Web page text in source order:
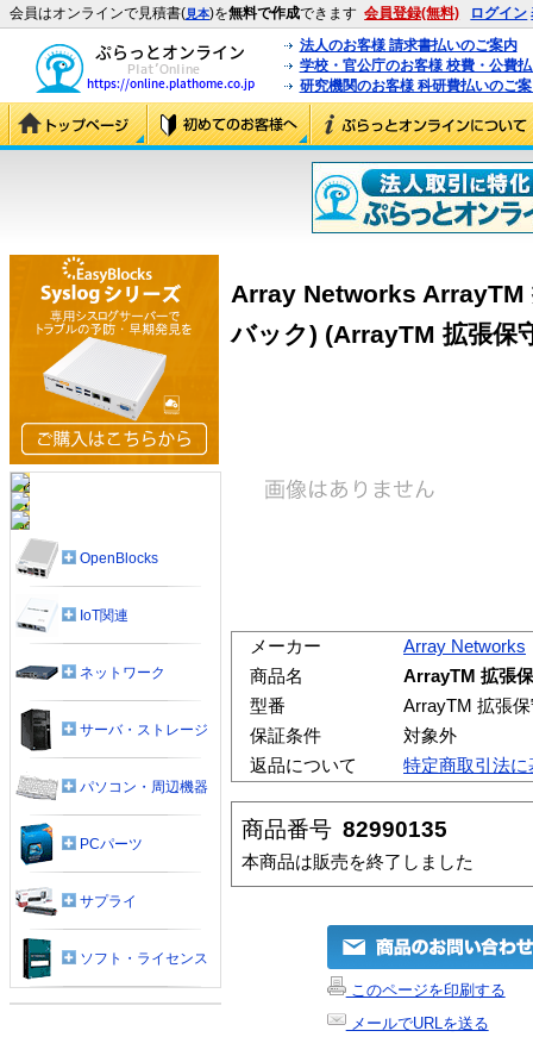
会員はオンラインで見積書(見本)を無料で作成できます 会員登録(無料) ログイン
法人のお客様 請求書払いのご案内
学校・官公庁のお客様 校費・公費
研究機関のお客様 科研費払いのご
Array Networks ArrayTM
バック) (ArrayTM 拡張保
メーカー
Array Networks
商品名
ArrayTM 拡張
型番
ArrayTM 拡張
保証条件
対象外
返品について
特定商取引法
商品番号 82990135
本商品は販売を終了しました
このページを印刷する
メールでURLを送る
OpenBlocks
IoT関連
ネットワーク
サーバ・ストレージ
パソコン・周辺機器
PCパーツ
サプライ
ソフト・ライセンス